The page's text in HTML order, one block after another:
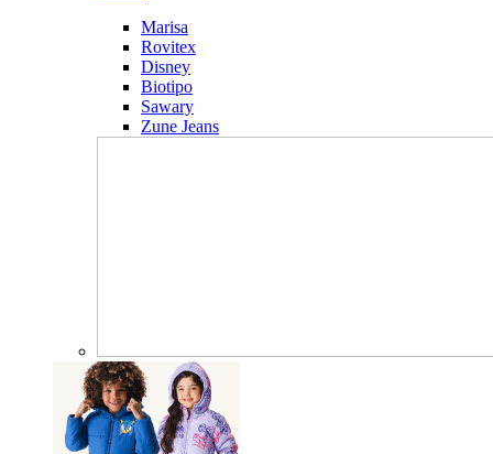
Marisa
Rovitex
Disney
Biotipo
Sawary
Zune Jeans